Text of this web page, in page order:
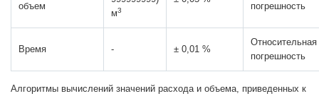
объем
м3
погрешность
Время - ± 0,01 %
Относительная
погрешность
Алгоритмы вычислений значений расхода и объема, приведенных к